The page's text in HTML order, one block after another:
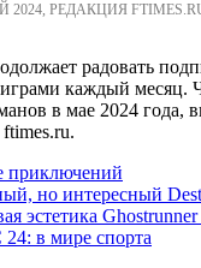
2024, РЕДАКЦИЯ
радовать
каждый месяц.
в мае 2024 года,
приключений
но интересный
эстетика Ghostrunner
24: в мире спорта